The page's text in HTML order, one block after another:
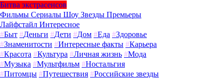
Битва экстрасенсов
Фильмы Сериалы Шоу Звезды Премьеры
Лайфстайл Интересное
#Быт #Деньги #Дети #Дом #Еда #Здоровье
#Знаменитости #Интересные факты #Карьера
#Красота #Культура #Личная жизнь #Мода
#Музыка #Мультфильм #Ностальгия
#Питомцы #Путешествия #Российские звезды